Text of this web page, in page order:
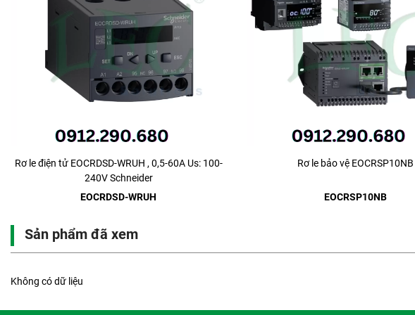
Rơ le điện tử EOCRDSD-WRUH , 0,5-60A Us: 100-
240V Schneider
EOCRDSD-WRUH
Rơ le bảo vệ EOCRSP10NB
EOCRSP10NB
Sản phẩm đã xem
Không có dữ liệu